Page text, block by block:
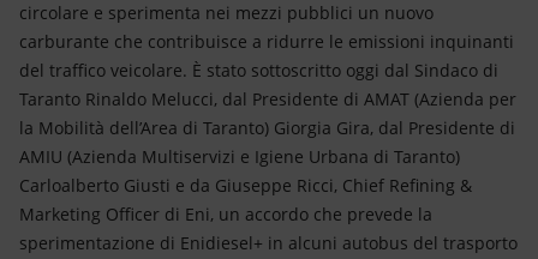
circolare e sperimenta nei mezzi pubblici un nuovo
carburante che contribuisce a ridurre le emissioni inquinanti
del traffico veicolare. È stato sottoscritto oggi dal Sindaco di
Taranto Rinaldo Melucci, dal Presidente di AMAT (Azienda per
la Mobilità dell’Area di Taranto) Giorgia Gira, dal Presidente di
AMIU (Azienda Multiservizi e Igiene Urbana di Taranto)
Carloalberto Giusti e da Giuseppe Ricci, Chief Refining &
Marketing Officer di Eni, un accordo che prevede la
sperimentazione di Enidiesel+ in alcuni autobus del trasporto